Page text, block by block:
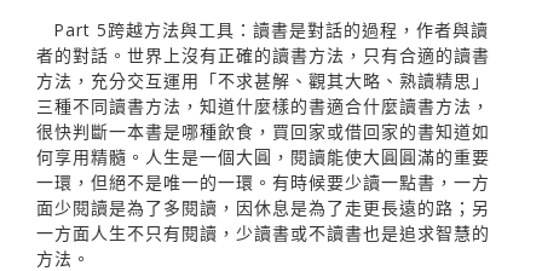
Part 5跨越方法與工具：讀書是對話的過程，作者與讀
者的對話。世界上沒有正確的讀書方法，只有合適的讀書
方法，充分交互運用「不求甚解、觀其大略、熟讀精思」
三種不同讀書方法，知道什麼樣的書適合什麼讀書方法，
很快判斷一本書是哪種飲食，買回家或借回家的書知道如
何享用精髓。人生是一個大圓，閱讀能使大圓圓滿的重要
一環，但絕不是唯一的一環。有時候要少讀一點書，一方
面少閱讀是為了多閱讀，因休息是為了走更長遠的路；另
一方面人生不只有閱讀，少讀書或不讀書也是追求智慧的
方法。